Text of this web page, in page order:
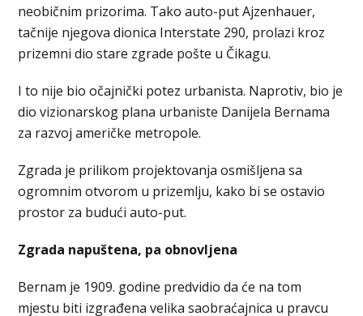
neobičnim prizorima. Tako auto-put Ajzenhauer,
tačnije njegova dionica Interstate 290, prolazi kroz
prizemni dio stare zgrade pošte u Čikagu.
I to nije bio očajnički potez urbanista. Naprotiv, bio je
dio vizionarskog plana urbaniste Danijela Bernama
za razvoj američke metropole.
Zgrada je prilikom projektovanja osmišljena sa
ogromnim otvorom u prizemlju, kako bi se ostavio
prostor za budući auto-put.
Zgrada napuštena, pa obnovljena
Bernam je 1909. godine predvidio da će na tom
mjestu biti izgrađena velika saobraćajnica u pravcu